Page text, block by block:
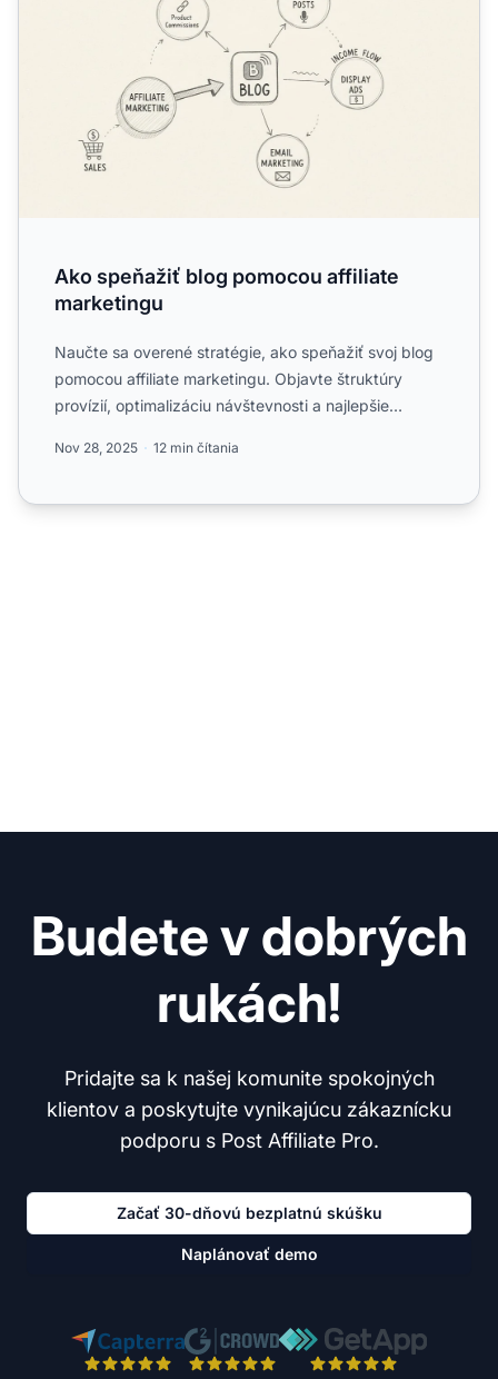
Ako speňažiť blog pomocou affiliate
marketingu
Naučte sa overené stratégie, ako speňažiť svoj blog
pomocou affiliate marketingu. Objavte štruktúry
provízií, optimalizáciu návštevnosti a najlepšie
Nov 28, 2025 12 min čítania
Budete v dobrých
rukách!
Pridajte sa k našej komunite spokojných
klientov a poskytujte vynikajúcu zákaznícku
podporu s Post Affiliate Pro.
Začať 30-dňovú bezplatnú skúšku
Naplánovať demo